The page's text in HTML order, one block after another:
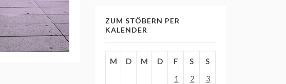
ZUM STÖBERN PER
KALENDER
M D M D F S
S
1
2
3